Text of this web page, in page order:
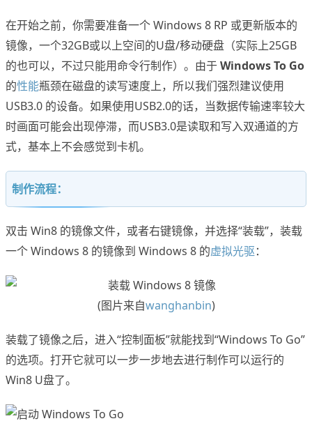
在开始之前，你需要准备一个 Windows 8 RP 或更新版本的
镜像，一个32GB或以上空间的U盘/移动硬盘（实际上25GB
的也可以，不过只能用命令行制作）。由于Windows To Go
的性能瓶颈在磁盘的读写速度上，所以我们强烈建议使用
USB3.0 的设备。如果使用USB2.0的话，当数据传输速率较大
时画面可能会出现停滞，而USB3.0是读取和写入双通道的方
式，基本上不会感觉到卡机。
制作流程：
双击 Win8 的镜像文件，或者右键镜像，并选择“装载”，装载
一个 Windows 8 的镜像到 Windows 8 的虚拟光驱：
(图片来自wanghanbin)
装载了镜像之后，进入“控制面板”就能找到“Windows To Go”
的选项。打开它就可以一步一步地去进行制作可以运行的
Win8 U盘了。